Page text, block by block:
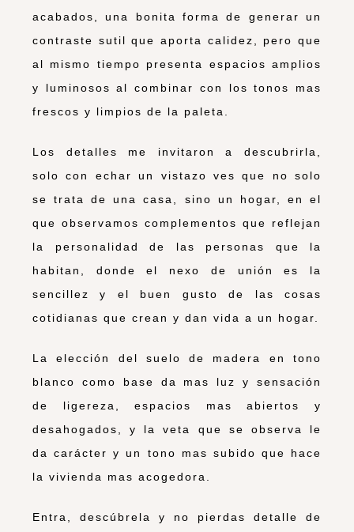
acabados, una bonita forma de generar un
contraste sutil que aporta calidez, pero que
al mismo tiempo presenta espacios amplios
y luminosos al combinar con los tonos mas
frescos y limpios de la paleta.
Los detalles me invitaron a descubrirla,
solo con echar un vistazo ves que no solo
se trata de una casa, sino un hogar, en el
que observamos complementos que reflejan
la personalidad de las personas que la
habitan, donde el nexo de unión es la
sencillez y el buen gusto de las cosas
cotidianas que crean y dan vida a un hogar.
La elección del suelo de madera en tono
blanco como base da mas luz y sensación
de ligereza, espacios mas abiertos y
desahogados, y la veta que se observa le
da carácter y un tono mas subido que hace
la vivienda mas acogedora.
Entra, descúbrela y no pierdas detalle de